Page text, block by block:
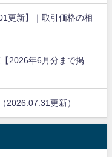
更新】｜取引価格の相
2026年6月分まで掲
2026.07.31更新）